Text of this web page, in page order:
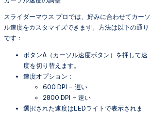
スライダーマウス プロでは、好みに合わせてカーソ
ル速度をカスタマイズできます。方法は以下の通り
です：
ボタンA（カーソル速度ボタン）を押して速
度を切り替えます。
速度オプション：
600 DPI – 遅い
2800 DPI – 速い
選択された速度はLEDライトで表示されま